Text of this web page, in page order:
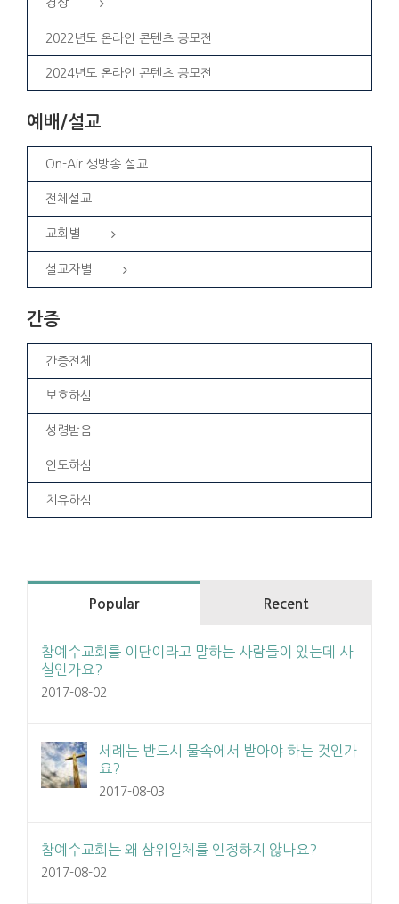
경상
2022년도 온라인 콘텐츠 공모전
2024년도 온라인 콘텐츠 공모전
예배/설교
On-Air 생방송 설교
전체설교
교회별
설교자별
간증
간증전체
보호하심
성령받음
인도하심
치유하심
Popular Recent
참예수교회를 이단이라고 말하는 사람들이 있는데 사
실인가요?
2017-08-02
세례는 반드시 물속에서 받아야 하는 것인가
요?
2017-08-03
참예수교회는 왜 삼위일체를 인정하지 않나요?
2017-08-02